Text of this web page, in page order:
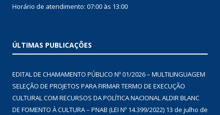
Horário de atendimento: 07:00 às 13:00
ÚLTIMAS PUBLICAÇÕES
EDITAL DE CHAMAMENTO PÚBLICO Nº 01/2026 – MULTILINGUAGEM
SELEÇÃO DE PROJETOS PARA FIRMAR TERMO DE EXECUÇÃO
CULTURAL COM RECURSOS DA POLÍTICA NACIONAL ALDIR BLANC
DE FOMENTO À CULTURA – PNAB (LEI Nº 14.399/2022) 13 de julho de